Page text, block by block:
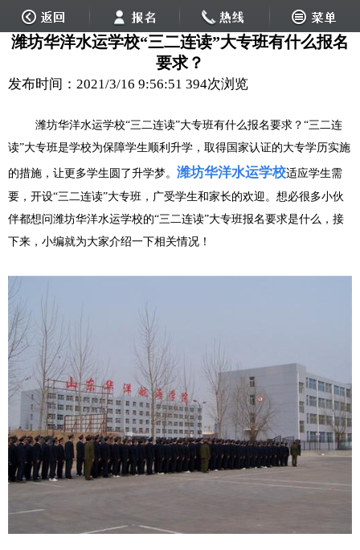
潍坊华洋水运学校“三二连读”大专班有什么报名
要求？
发布时间：2021/3/16 9:56:51 394次浏览
潍坊华洋水运学校“三二连读”大专班有什么报名要求？“三二连
读”大专班是学校为保障学生顺利升学，取得国家认证的大专学历实施
的措施，让更多学生圆了升学梦。 潍坊华洋水运学校适应学生需
要，开设“三二连读”大专班，广受学生和家长的欢迎。想必很多小伙
伴都想问潍坊华洋水运学校的“三二连读”大专班报名要求是什么，接
下来，小编就为大家介绍一下相关情况！